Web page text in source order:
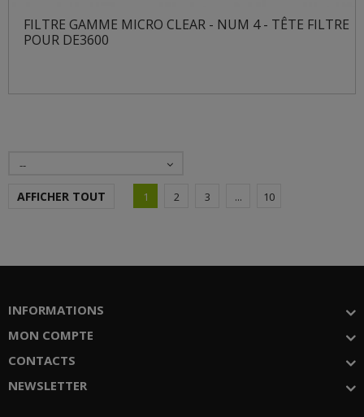
FILTRE GAMME MICRO CLEAR - NUM 4 - TÊTE FILTRE
POUR DE3600
--
AFFICHER TOUT 1 2 3 ... 10
INFORMATIONS
MON COMPTE
CONTACTS
NEWSLETTER